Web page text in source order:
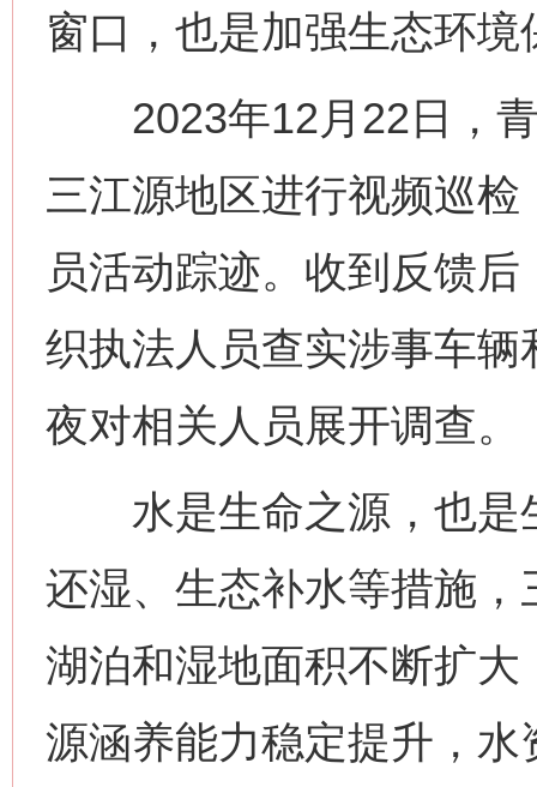
窗口，也是加强生态环
2023年12月22日，青
三江源地区进行视频巡
员活动踪迹。收到反馈
织执法人员查实涉事车
夜对相关人员展开调查。
水是生命之源，也是
还湿、生态补水等措施
湖泊和湿地面积不断扩
源涵养能力稳定提升，